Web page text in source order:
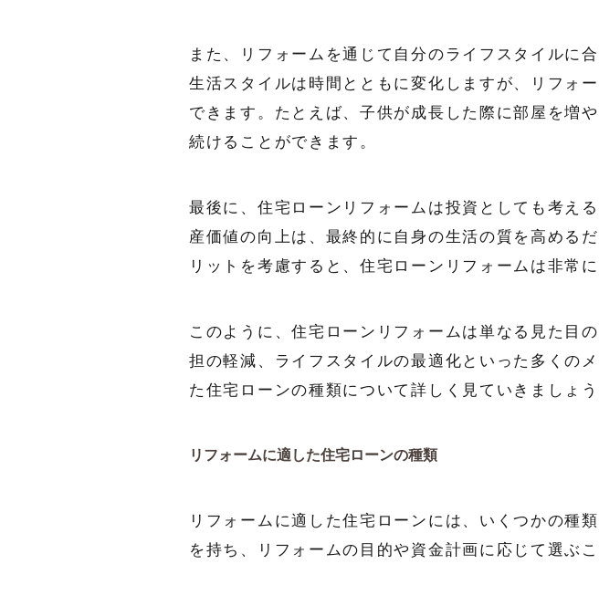
また、リフォームを通じて自分のライフスタイルに
生活スタイルは時間とともに変化しますが、リフォ
できます。たとえば、子供が成長した際に部屋を増
続けることができます。
最後に、住宅ローンリフォームは投資としても考え
産価値の向上は、最終的に自身の生活の質を高める
リットを考慮すると、住宅ローンリフォームは非常
このように、住宅ローンリフォームは単なる見た目
担の軽減、ライフスタイルの最適化といった多くの
た住宅ローンの種類について詳しく見ていきましょう
リフォームに適した住宅ローンの種類
リフォームに適した住宅ローンには、いくつかの種
を持ち、リフォームの目的や資金計画に応じて選ぶこ